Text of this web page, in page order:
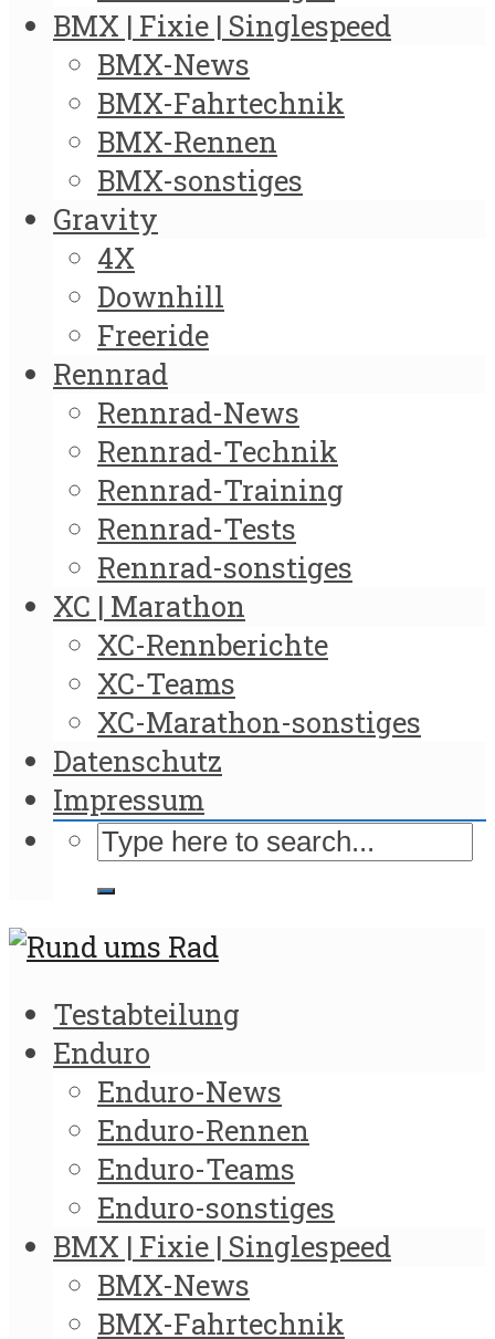
BMX | Fixie | Singlespeed
BMX-News
BMX-Fahrtechnik
BMX-Rennen
BMX-sonstiges
Gravity
4X
Downhill
Freeride
Rennrad
Rennrad-News
Rennrad-Technik
Rennrad-Training
Rennrad-Tests
Rennrad-sonstiges
XC | Marathon
XC-Rennberichte
XC-Teams
XC-Marathon-sonstiges
Datenschutz
Impressum
Testabteilung
Enduro
Enduro-News
Enduro-Rennen
Enduro-Teams
Enduro-sonstiges
BMX | Fixie | Singlespeed
BMX-News
BMX-Fahrtechnik